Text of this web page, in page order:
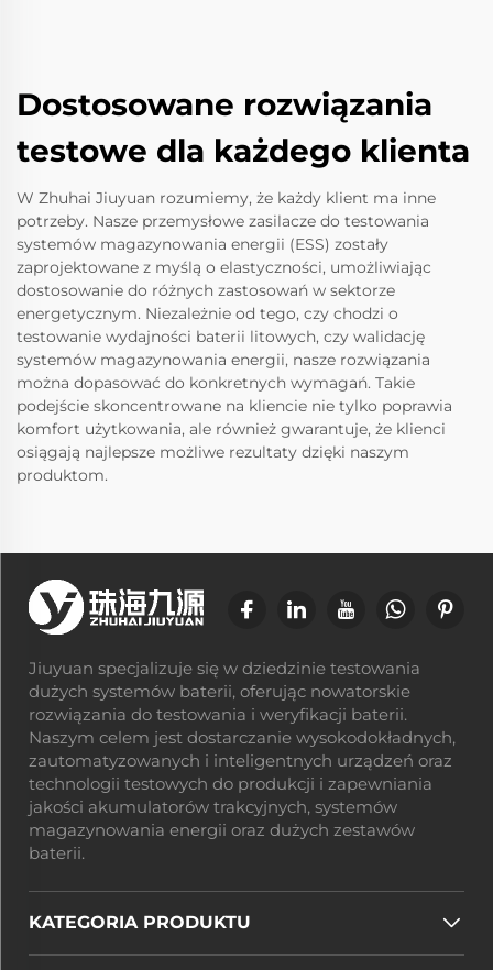
Dostosowane rozwiązania
testowe dla każdego klienta
W Zhuhai Jiuyuan rozumiemy, że każdy klient ma inne
potrzeby. Nasze przemysłowe zasilacze do testowania
systemów magazynowania energii (ESS) zostały
zaprojektowane z myślą o elastyczności, umożliwiając
dostosowanie do różnych zastosowań w sektorze
energetycznym. Niezależnie od tego, czy chodzi o
testowanie wydajności baterii litowych, czy walidację
systemów magazynowania energii, nasze rozwiązania
można dopasować do konkretnych wymagań. Takie
podejście skoncentrowane na kliencie nie tylko poprawia
komfort użytkowania, ale również gwarantuje, że klienci
osiągają najlepsze możliwe rezultaty dzięki naszym
produktom.
Jiuyuan specjalizuje się w dziedzinie testowania
dużych systemów baterii, oferując nowatorskie
rozwiązania do testowania i weryfikacji baterii.
Naszym celem jest dostarczanie wysokodokładnych,
zautomatyzowanych i inteligentnych urządzeń oraz
technologii testowych do produkcji i zapewniania
jakości akumulatorów trakcyjnych, systemów
magazynowania energii oraz dużych zestawów
baterii.
KATEGORIA PRODUKTU